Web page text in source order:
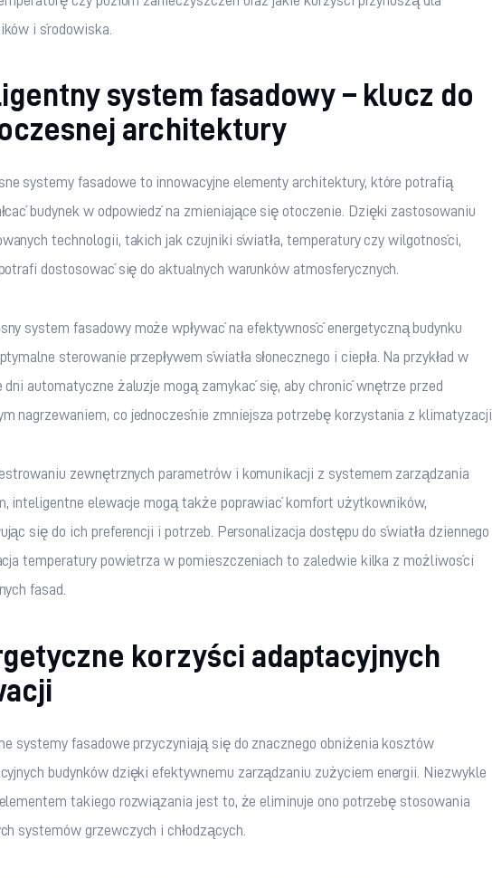
i środowiska.
system fasadowy – klucz do
architektury
systemy fasadowe to innowacyjne elementy architektury, które potrafią
budynek w odpowiedź na zmieniające się otoczenie. Dzięki zastosowaniu
technologii, takich jak czujniki światła, temperatury czy wilgotności,
dostosować się do aktualnych warunków atmosferycznych.
system fasadowy może wpływać na efektywność energetyczną budynku
sterowanie przepływem światła słonecznego i ciepła. Na przykład w
dni automatyczne żaluzje mogą zamykać się, aby chronić wnętrze przed
nagrzewaniem, co jednocześnie zmniejsza potrzebę korzystania z klimatyzacji.
zewnętrznych parametrów i komunikacji z systemem zarządzania
inteligentne elewacje mogą także poprawiać komfort użytkowników,
się do ich preferencji i potrzeb. Personalizacja dostępu do światła dziennego
temperatury powietrza w pomieszczeniach to zaledwie kilka z możliwości
fasad.
korzyści adaptacyjnych
systemy fasadowe przyczyniają się do znacznego obniżenia kosztów
budynków dzięki efektywnemu zarządzaniu zużyciem energii. Niezwykle
takiego rozwiązania jest to, że eliminuje ono potrzebę stosowania
systemów grzewczych i chłodzących.